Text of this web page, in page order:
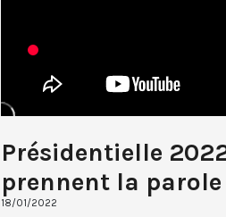
Présidentielle
prennent la parole
18/01/2022